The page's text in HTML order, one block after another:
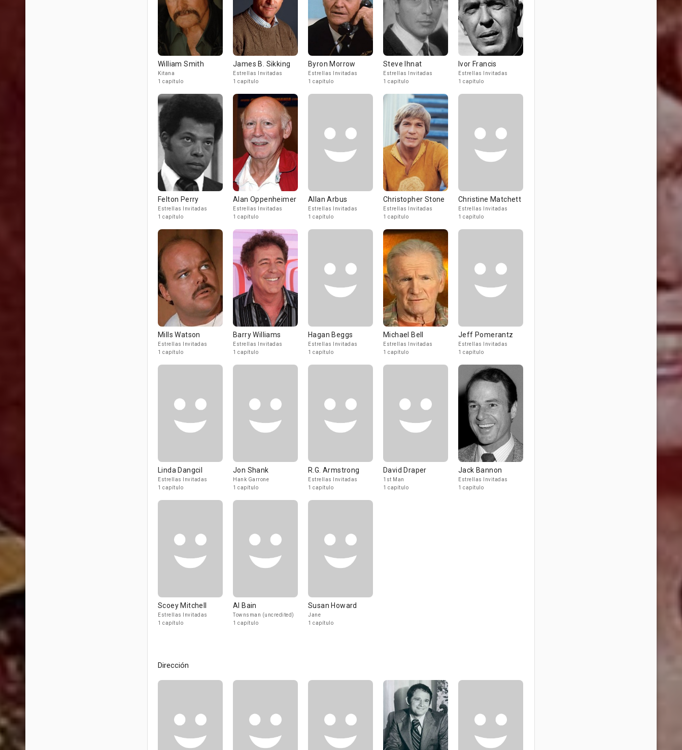
William Smith
Kitana
1 capítulo
James B. Sikking
Estrellas Invitadas
1 capítulo
Byron Morrow
Estrellas Invitadas
1 capítulo
Steve Ihnat
Estrellas Invitadas
1 capítulo
Ivor Francis
Estrellas Invitadas
1 capítulo
Felton Perry
Estrellas Invitadas
1 capítulo
Alan Oppenheimer
Estrellas Invitadas
1 capítulo
Allan Arbus
Estrellas Invitadas
1 capítulo
Christopher Stone
Estrellas Invitadas
1 capítulo
Christine Matchett
Estrellas Invitadas
1 capítulo
Mills Watson
Estrellas Invitadas
1 capítulo
Barry Williams
Estrellas Invitadas
1 capítulo
Hagan Beggs
Estrellas Invitadas
1 capítulo
Michael Bell
Estrellas Invitadas
1 capítulo
Jeff Pomerantz
Estrellas Invitadas
1 capítulo
Linda Dangcil
Estrellas Invitadas
1 capítulo
Jon Shank
Hank Garrone
1 capítulo
R.G. Armstrong
Estrellas Invitadas
1 capítulo
David Draper
1st Man
1 capítulo
Jack Bannon
Estrellas Invitadas
1 capítulo
Scoey Mitchell
Estrellas Invitadas
1 capítulo
Al Bain
Townsman (uncredited)
1 capítulo
Susan Howard
Jane
1 capítulo
Dirección